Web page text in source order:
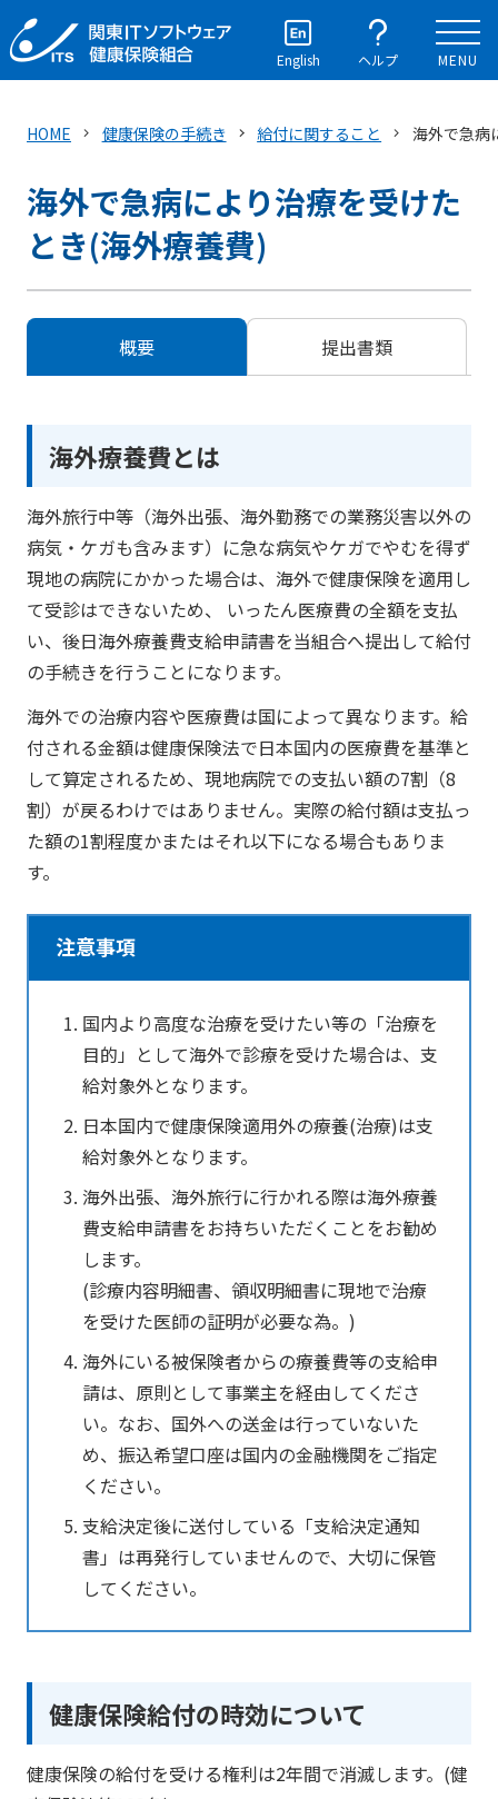
English ヘルプ MENU
HOME 健康保険の手続き 給付に関すること 海外で急病
海外で急病により治療を受けた
とき(海外療養費)
概要 提出書類
海外療養費とは
海外旅行中等（海外出張、海外勤務での業務災害以外の
病気・ケガも含みます）に急な病気やケガでやむを得ず
現地の病院にかかった場合は、海外で健康保険を適用し
て受診はできないため、 いったん医療費の全額を支払
い、後日海外療養費支給申請書を当組合へ提出して給付
の手続きを行うことになります。
海外での治療内容や医療費は国によって異なります。給
付される金額は健康保険法で日本国内の医療費を基準と
して算定されるため、現地病院での支払い額の7割（8
割）が戻るわけではありません。実際の給付額は支払っ
た額の1割程度かまたはそれ以下になる場合もありま
す。
注意事項
国内より高度な治療を受けたい等の「治療を
目的」として海外で診療を受けた場合は、支
給対象外となります。
日本国内で健康保険適用外の療養(治療)は支
給対象外となります。
海外出張、海外旅行に行かれる際は海外療養
費支給申請書をお持ちいただくことをお勧め
します。
(診療内容明細書、領収明細書に現地で治療
を受けた医師の証明が必要な為。)
海外にいる被保険者からの療養費等の支給申
請は、原則として事業主を経由してくださ
い。なお、国外への送金は行っていないた
め、振込希望口座は国内の金融機関をご指定
ください。
支給決定後に送付している「支給決定通知
書」は再発行していませんので、大切に保管
してください。
健康保険給付の時効について
健康保険の給付を受ける権利は2年間で消滅します。(健